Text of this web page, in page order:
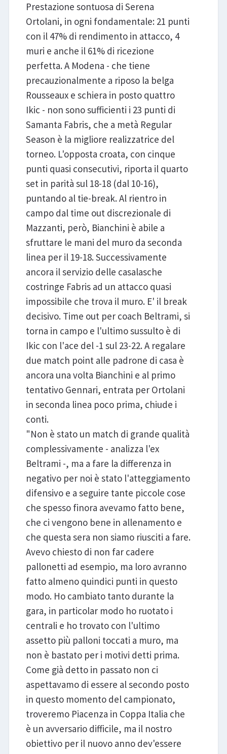
Prestazione sontuosa di Serena
Ortolani, in ogni fondamentale: 21 punti
con il 47% di rendimento in attacco, 4
muri e anche il 61% di ricezione
perfetta. A Modena - che tiene
precauzionalmente a riposo la belga
Rousseaux e schiera in posto quattro
Ikic - non sono sufficienti i 23 punti di
Samanta Fabris, che a metà Regular
Season è la migliore realizzatrice del
torneo. L'opposta croata, con cinque
punti quasi consecutivi, riporta il quarto
set in parità sul 18-18 (dal 10-16),
puntando al tie-break. Al rientro in
campo dal time out discrezionale di
Mazzanti, però, Bianchini è abile a
sfruttare le mani del muro da seconda
linea per il 19-18. Successivamente
ancora il servizio delle casalasche
costringe Fabris ad un attacco quasi
impossibile che trova il muro. E' il break
decisivo. Time out per coach Beltrami, si
torna in campo e l'ultimo sussulto è di
Ikic con l'ace del -1 sul 23-22. A regalare
due match point alle padrone di casa è
ancora una volta Bianchini e al primo
tentativo Gennari, entrata per Ortolani
in seconda linea poco prima, chiude i
conti.
"Non è stato un match di grande qualità
complessivamente - analizza l'ex
Beltrami -, ma a fare la differenza in
negativo per noi è stato l'atteggiamento
difensivo e a seguire tante piccole cose
che spesso finora avevamo fatto bene,
che ci vengono bene in allenamento e
che questa sera non siamo riusciti a fare.
Avevo chiesto di non far cadere
pallonetti ad esempio, ma loro avranno
fatto almeno quindici punti in questo
modo. Ho cambiato tanto durante la
gara, in particolar modo ho ruotato i
centrali e ho trovato con l'ultimo
assetto più palloni toccati a muro, ma
non è bastato per i motivi detti prima.
Come già detto in passato non ci
aspettavamo di essere al secondo posto
in questo momento del campionato,
troveremo Piacenza in Coppa Italia che
è un avversario difficile, ma il nostro
obiettivo per il nuovo anno dev'essere